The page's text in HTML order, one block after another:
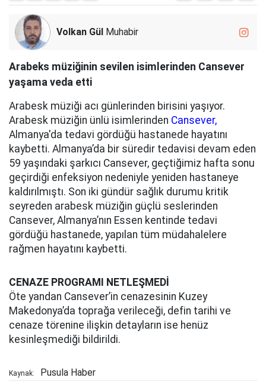
Volkan Gül Muhabir
Arabeks müziğinin sevilen isimlerinden Cansever
yaşama veda etti
Arabesk müziği acı günlerinden birisini yaşıyor.
Arabesk müziğin ünlü isimlerinden Cansever,
Almanya'da tedavi gördüğü hastanede hayatını
kaybetti. Almanya’da bir süredir tedavisi devam eden
59 yaşındaki şarkıcı Cansever, geçtiğimiz hafta sonu
geçirdiği enfeksiyon nedeniyle yeniden hastaneye
kaldırılmıştı. Son iki gündür sağlık durumu kritik
seyreden arabesk müziğin güçlü seslerinden
Cansever, Almanya’nın Essen kentinde tedavi
gördüğü hastanede, yapılan tüm müdahalelere
rağmen hayatını kaybetti.
CENAZE PROGRAMI NETLEŞMEDİ
Öte yandan Cansever’in cenazesinin Kuzey
Makedonya’da toprağa verileceği, defin tarihi ve
cenaze törenine ilişkin detayların ise henüz
kesinleşmediği bildirildi.
Kaynak: Pusula Haber